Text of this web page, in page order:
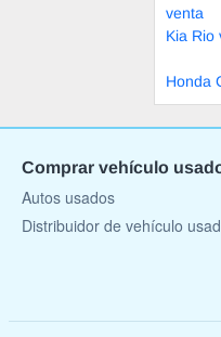
venta
Kia Rio
Honda
Comprar vehículo
Autos usados
Distribuidor de vehículo